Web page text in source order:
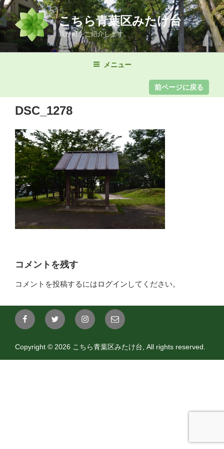
コ
ン
テ
ン
ツ
こちら青葉区みたけ台
我が町をご紹介します。
メニュー
DSC_1278
コメントを残す
コメントを投稿するにはログイン してください。
FaceBooktwitter instagramaoba@mitakedai.com
Copyright © 2026 こちら青葉区みたけ台, All rights reserved.